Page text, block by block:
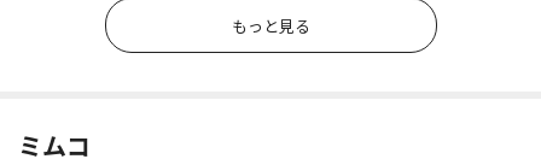
もっと見る
ミムコ